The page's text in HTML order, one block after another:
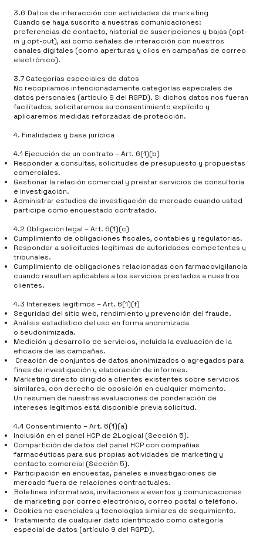
3.6 Datos de interacción con actividades de marketing
Cuando se haya suscrito a nuestras comunicaciones:
preferencias de contacto, historial de suscripciones y bajas (opt-
in y opt-out), así como señales de interacción con nuestros
canales digitales (como aperturas y clics en campañas de correo
electrónico).
3.7 Categorías especiales de datos
No recopilamos intencionadamente categorías especiales de
datos personales (artículo 9 del RGPD). Si dichos datos nos fueran
facilitados, solicitaremos su consentimiento explícito y
aplicaremos medidas reforzadas de protección.
4. Finalidades y base jurídica
4.1 Ejecución de un contrato – Art. 6(1)(b)
Responder a consultas, solicitudes de presupuesto y propuestas
comerciales.
Gestionar la relación comercial y prestar servicios de consultoría
e investigación.
Administrar estudios de investigación de mercado cuando usted
participe como encuestado contratado.
4.2 Obligación legal – Art. 6(1)(c)
Cumplimiento de obligaciones fiscales, contables y regulatorias.
Responder a solicitudes legítimas de autoridades competentes y
tribunales.
Cumplimiento de obligaciones relacionadas con farmacovigilancia
cuando resulten aplicables a los servicios prestados a nuestros
clientes.
4.3 Intereses legítimos – Art. 6(1)(f)
Seguridad del sitio web, rendimiento y prevención del fraude.
Análisis estadístico del uso en forma anonimizada
o seudonimizada.
Medición y desarrollo de servicios, incluida la evaluación de la
eficacia de las campañas.
Creación de conjuntos de datos anonimizados o agregados para
fines de investigación y elaboración de informes.
Marketing directo dirigido a clientes existentes sobre servicios
similares, con derecho de oposición en cualquier momento.
Un resumen de nuestras evaluaciones de ponderación de
intereses legítimos está disponible previa solicitud.
4.4 Consentimiento – Art. 6(1)(a)
Inclusión en el panel HCP de 2Logical (Sección 5).
Compartición de datos del panel HCP con compañías
farmacéuticas para sus propias actividades de marketing y
contacto comercial (Sección 5).
Participación en encuestas, paneles e investigaciones de
mercado fuera de relaciones contractuales.
Boletines informativos, invitaciones a eventos y comunicaciones
de marketing por correo electrónico, correo postal o teléfono.
Cookies no esenciales y tecnologías similares de seguimiento.
Tratamiento de cualquier dato identificado como categoría
especial de datos (artículo 9 del RGPD).